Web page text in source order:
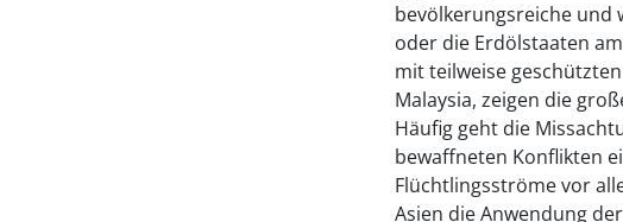
bevölkerungsreiche und
oder die Erdölstaaten
mit teilweise
Malaysia, zeigen die
Häufig geht die
bewaffneten Konflikten
Flüchtlingsströme vor
Asien die Anwendung